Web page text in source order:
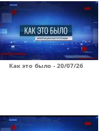
Как это было - 20/07/26